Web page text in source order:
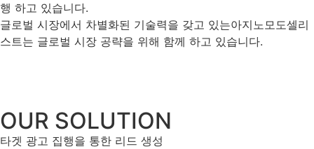
행 하고 있습니다.
글로벌 시장에서 차별화된 기술력을 갖고 있는아지노모도셀리
스트는 글로벌 시장 공략을 위해 함께 하고 있습니다.
OUR SOLUTION
타겟 광고 집행을 통한 리드 생성